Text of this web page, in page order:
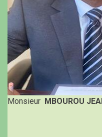
Monsieur MBOUROU